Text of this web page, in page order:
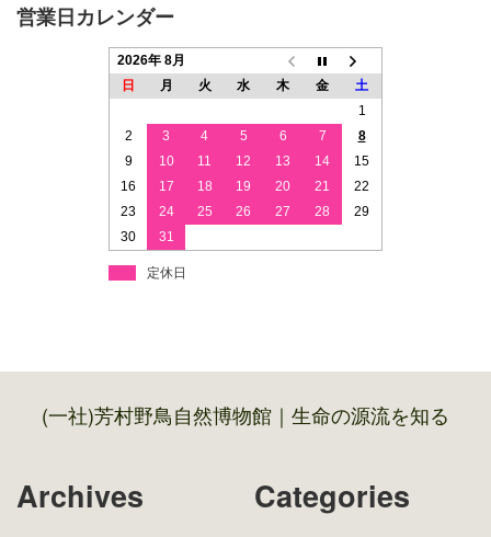
営業日カレンダー
2026年 8月
日
月 火 水 木 金
土
1
2
3 4 5 6 7
8
9
10 11 12 13 14
15
16
17 18 19 20 21
22
23
24 25 26 27 28
29
30
31
定休日
(一社)芳村野鳥自然博物館｜生命の源流を知る
Archives Categories